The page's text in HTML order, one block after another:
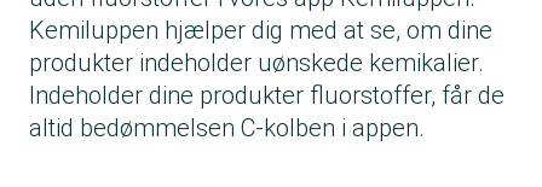
Kemiluppen hjælper dig med at se, om dine
produkter indeholder uønskede kemikalier.
Indeholder dine produkter fluorstoffer, får de
altid bedømmelsen C-kolben i appen.